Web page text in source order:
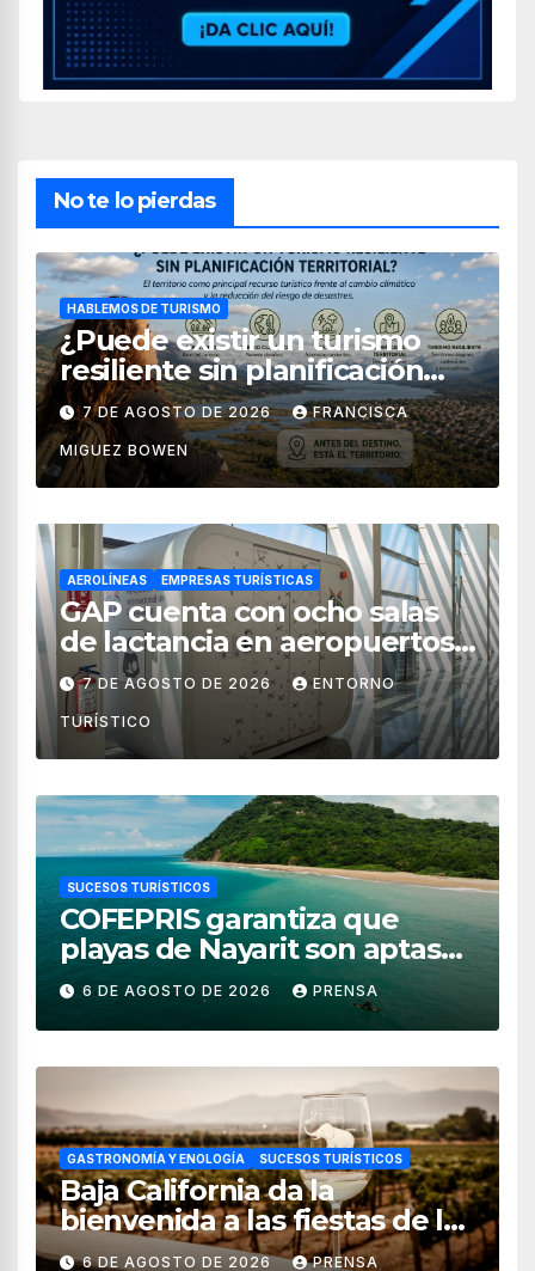
No te lo pierdas
HABLEMOS DE TURISMO
¿Puede existir un turismo
resiliente sin planificación
territorial?
7 DE AGOSTO DE 2026 FRANCISCA
MIGUEZ BOWEN
AEROLÍNEAS EMPRESAS TURÍSTICAS
GAP cuenta con ocho salas
de lactancia en aeropuertos
de México
7 DE AGOSTO DE 2026 ENTORNO
TURÍSTICO
SUCESOS TURÍSTICOS
COFEPRIS garantiza que
playas de Nayarit son aptas
para uso recreativo
6 DE AGOSTO DE 2026 PRENSA
GASTRONOMÍA Y ENOLOGÍA SUCESOS TURÍSTICOS
Baja California da la
bienvenida a las fiestas de la
vendimia 2026
6 DE AGOSTO DE 2026 PRENSA